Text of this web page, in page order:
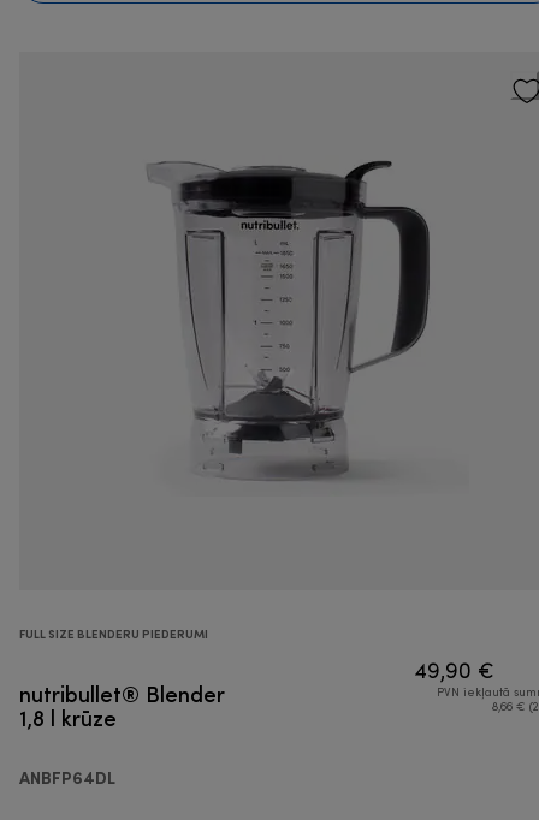
FULL SIZE BLENDERU PIEDERUMI
nutribullet® Blender
1,8 l krūze
ANBFP64DL
49,90 €
PVN iekļautā
8,66 €